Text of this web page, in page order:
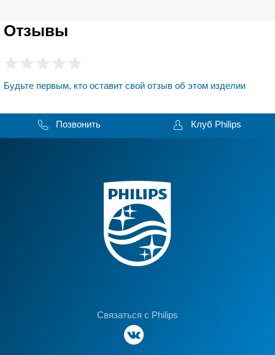
Отзывы
Будьте первым, кто оставит свой отзыв об этом изделии
Позвонить Клуб Philips
Связаться с Philips